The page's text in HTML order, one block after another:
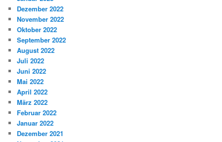
Dezember 2022
November 2022
Oktober 2022
September 2022
August 2022
Juli 2022
Juni 2022
Mai 2022
April 2022
März 2022
Februar 2022
Januar 2022
Dezember 2021